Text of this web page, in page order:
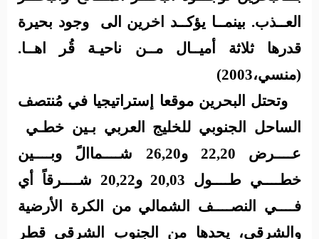
العــذب. بينمــا يؤكــد اخرين الى
وجود بحيرة
قدرها ثلاثة أميــال مــن ناحيـة قُر اهــا.
(منسي،2003)
وتحتل البحرين موقعا إستراتيجيا في مُنتصف
الساحل الجنوبي للخليج العربي بـين خطـي
عــــرض 22,20 و26,20 شــــماالً وبــــين
خطــــي طــــول 20,03 و20,22 شــــرقاً أي
فــــي النصــــف الشمالي من الكرة الأرضية
والشرقي، يحدها من الجنوب الشرقي قطر